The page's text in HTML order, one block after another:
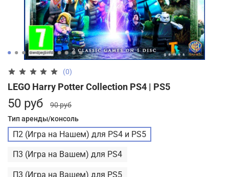
(0)
LEGO Harry Potter Collection PS4 | PS5
50 руб
90 руб
Тип аренды/консоль
П2 (Игра на Нашем) для PS4 и PS5
П3 (Игра на Вашем) для PS4
П3 (Игра на Вашем) для PS5